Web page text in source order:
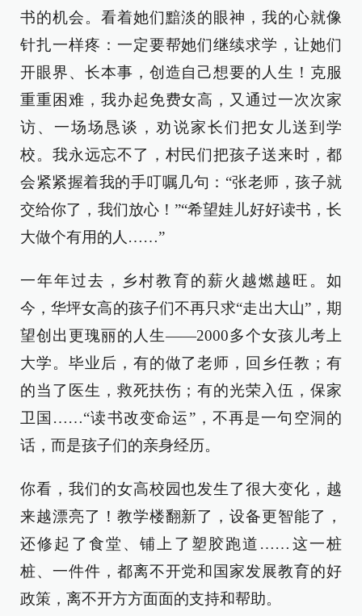
书的机会。看着她们黯淡的眼神，我的心就像
针扎一样疼：一定要帮她们继续求学，让她们
开眼界、长本事，创造自己想要的人生！克服
重重困难，我办起免费女高，又通过一次次家
访、一场场恳谈，劝说家长们把女儿送到学
校。我永远忘不了，村民们把孩子送来时，都
会紧紧握着我的手叮嘱几句：“张老师，孩子就
交给你了，我们放心！”“希望娃儿好好读书，长
大做个有用的人……”
一年年过去，乡村教育的薪火越燃越旺。如
今，华坪女高的孩子们不再只求“走出大山”，期
望创出更瑰丽的人生——2000多个女孩儿考上
大学。毕业后，有的做了老师，回乡任教；有
的当了医生，救死扶伤；有的光荣入伍，保家
卫国……“读书改变命运”，不再是一句空洞的
话，而是孩子们的亲身经历。
你看，我们的女高校园也发生了很大变化，越
来越漂亮了！教学楼翻新了，设备更智能了，
还修起了食堂、铺上了塑胶跑道……这一桩
桩、一件件，都离不开党和国家发展教育的好
政策，离不开方方面面的支持和帮助。